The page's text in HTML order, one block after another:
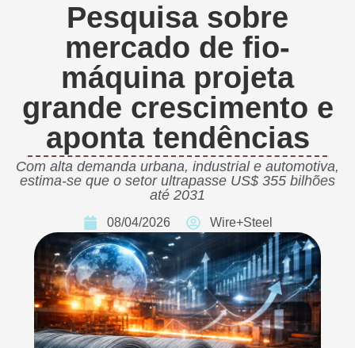
Pesquisa sobre
mercado de fio-
máquina projeta
grande crescimento e
aponta tendências
Com alta demanda urbana, industrial e automotiva,
estima-se que o setor ultrapasse US$ 355 bilhões
até 2031
08/04/2026 Wire+Steel